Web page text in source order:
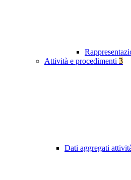
Attività e procedimenti 3
Dati aggregati